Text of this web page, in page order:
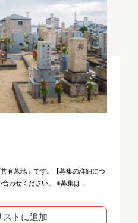
有墓地」です。【募集の詳細につ
わせください。 ※募集は...
ストに追加